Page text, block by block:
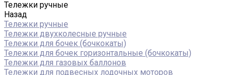
Тележки ручные
Назад
Тележки ручные
Тележки двухколесные ручные
Тележки для бочек (бочкокаты)
Тележки для бочек горизонтальные (бочкокаты)
Тележки для газовых баллонов
Тележки для подвесных лодочных моторов